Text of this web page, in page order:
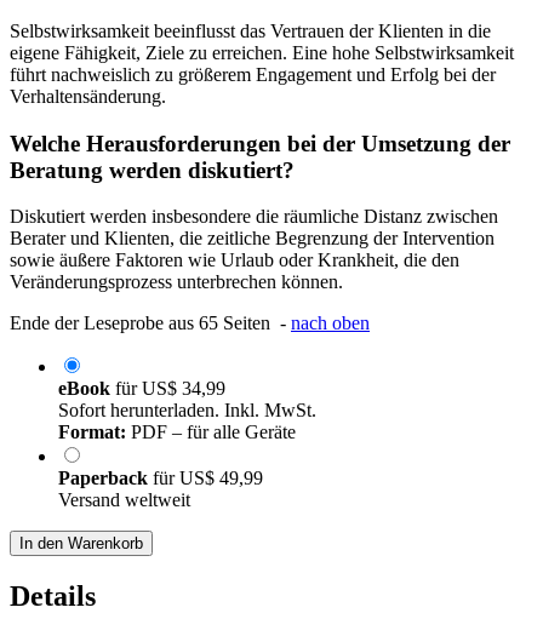
Selbstwirksamkeit beeinflusst das Vertrauen der Klienten in die
eigene Fähigkeit, Ziele zu erreichen. Eine hohe Selbstwirksamkeit
führt nachweislich zu größerem Engagement und Erfolg bei der
Verhaltensänderung.
Welche Herausforderungen bei der Umsetzung der
Beratung werden diskutiert?
Diskutiert werden insbesondere die räumliche Distanz zwischen
Berater und Klienten, die zeitliche Begrenzung der Intervention
sowie äußere Faktoren wie Urlaub oder Krankheit, die den
Veränderungsprozess unterbrechen können.
Ende der Leseprobe aus 65 Seiten - nach oben
eBook fürUS$ 34,99
Sofort herunterladen. Inkl. MwSt.
Format: PDF – für alle Geräte
Paperback fürUS$ 49,99
Versand weltweit
In den Warenkorb
Details